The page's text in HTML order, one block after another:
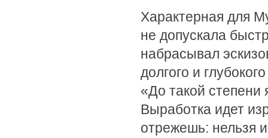
Характерная для
не допускала
набрасывал
долгого и
«До такой
Выработка идет
отрежешь: нельзя